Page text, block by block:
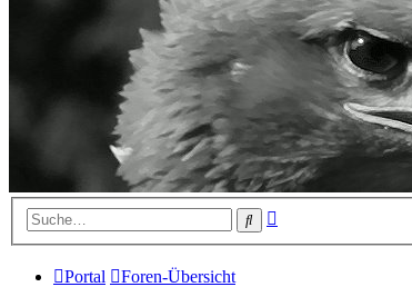
Suche
Portal Foren-Übersicht